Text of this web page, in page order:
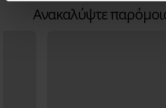
Ανακαλύψτε